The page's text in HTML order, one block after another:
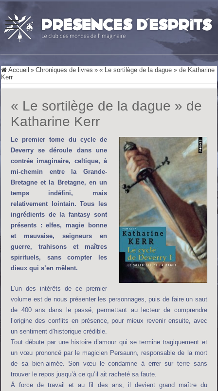
Accueil » Chroniques de livres » « Le sortilège de la dague » de Katharine
Kerr
« Le sortilège de la dague » de
Katharine Kerr
Le premier tome du cycle de
Deverry se déroule dans une
contrée imaginaire, celtique, à
mi-chemin entre la Grande-
Bretagne et la Bretagne, en un
temps indéfini, mais
relativement lointain. Tous les
ingrédients de la fantasy sont
présents : elfes, magie bonne
et mauvaise, seigneurs en
guerre, trahisons et maîtres
spirituels, sans compter les
dieux qui s’en mêlent.
L’un des intérêts de ce premier
volume est de nous présenter les personnages, puis de faire un saut
de 400 ans dans le passé, permettant au lecteur de comprendre
l’origine des conflits en présence, pour mieux revenir ensuite, avec
un sentiment d’historique crédible.
Tout débute par une histoire d’amour qui se termine tragiquement et
un vœu prononcé par le magicien Persaunn, responsable de la mort
de sa bien-aimée. Son vœu le condamne à errer sur terre sans
trouver le repos jusqu’à ce qu’il ait racheté sa faute.
À force de travail et au fil des ans, il devient grand maître du